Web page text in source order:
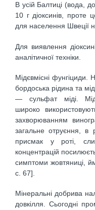
В усій Балтиці (вода,
10 г діоксинів,
для населення Швеції
Для виявлення
аналітичної техніки.
Мідєвмісні фунгіциди.
бордоська рідина та
— сульфат міді.
широко
захворюванням
загальне отруєння, в
присмак у роті,
концентрацій
симптоми жовтяниці,
с. 67].
Мінеральні добрива
довкілля. Сьогодні